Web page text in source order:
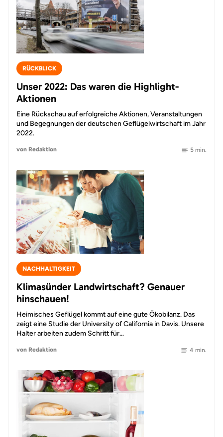
RÜCKBLICK
Unser 2022: Das waren die Highlight-
Aktionen
Eine Rückschau auf erfolgreiche Aktionen, Veranstaltungen
und Begegnungen der deutschen Geflügelwirtschaft im Jahr
2022.
von Redaktion 5 min.
NACHHALTIGKEIT
Klimasünder Landwirtschaft? Genauer
hinschauen!
Heimisches Geflügel kommt auf eine gute Ökobilanz. Das
zeigt eine Studie der University of California in Davis. Unsere
Halter arbeiten zudem Schritt für…
von Redaktion 4 min.